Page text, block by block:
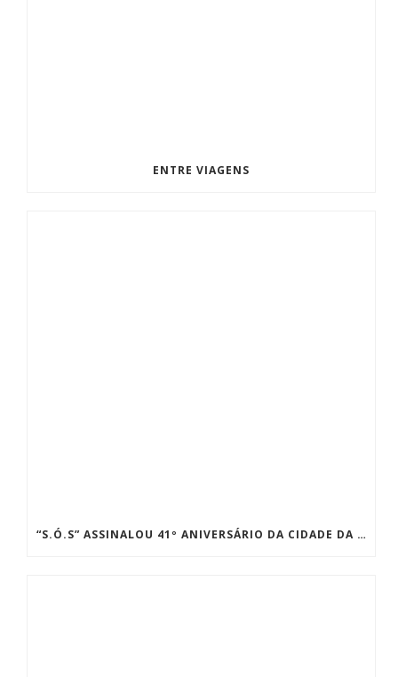
ENTRE VIAGENS
“S.Ó.S” ASSINALOU 41º ANIVERSÁRIO DA CIDADE DA AMADORA